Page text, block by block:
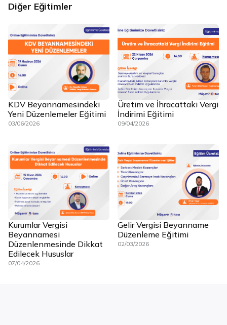
Diğer Eğitimler
KDV Beyannamesindeki
Yeni Düzenlemeler Eğitimi
03/06/2026
Üretim ve İhracattaki Vergi
İndirimi Eğitimi
09/04/2026
Kurumlar Vergisi
Beyannamesi
Düzenlenmesinde Dikkat
Edilecek Hususlar
07/04/2026
Gelir Vergisi Beyanname
Düzenleme Eğitimi
02/03/2026